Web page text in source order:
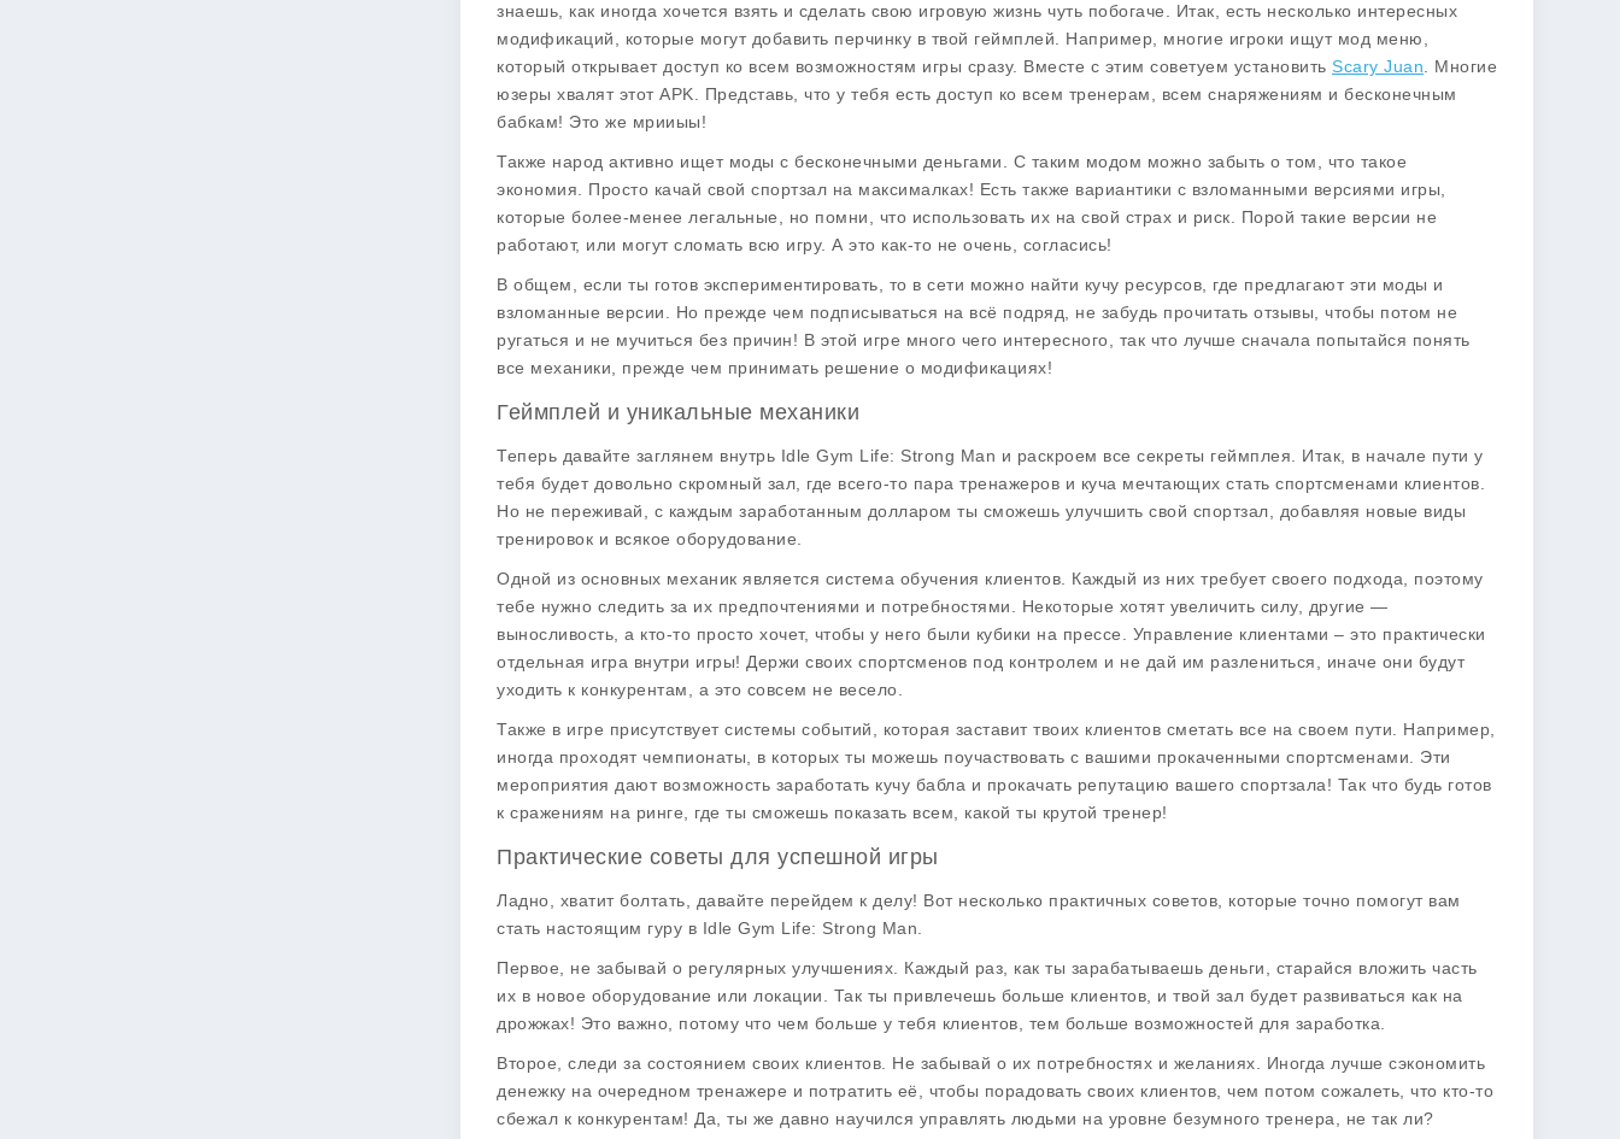
знаешь, как иногда хочется взять и сделать свою игровую жизнь чуть побогаче. Итак, есть несколько интересных
модификаций, которые могут добавить перчинку в твой геймплей. Например, многие игроки ищут мод меню
который открывает доступ ко всем возможностям игры сразу. Вместе с этим советуем установить Scary Juan . Многие
юзеры хвалят этот APK. Представь, что у тебя есть доступ ко всем тренерам, всем снаряжениям и бесконечным
бабкам! Это же мрииыы!
Также народ активно ищет моды с бесконечными деньгами . С таким модом можно забыть о том, что такое
экономия. Просто качай свой спортзал на максималках! Есть также вариантики с взломанными версиями игры,
которые более-менее легальные, но помни, что использовать их на свой страх и риск. Порой такие версии не
работают, или могут сломать всю игру. А это как-то не очень, согласись!
В общем, если ты готов экспериментировать, то в сети можно найти кучу ресурсов, где предлагают эти моды и
взломанные версии. Но прежде чем подписываться на всё подряд, не забудь прочитать отзывы, чтобы потом не
ругаться и не мучиться без причин! В этой игре много чего интересного, так что лучше сначала попытайся понять
все механики, прежде чем принимать решение о модификациях!
Геймплей и уникальные механики
Теперь давайте заглянем внутрь Idle Gym Life: Strong Man и раскроем все секреты геймплея. Итак, в начале пути у
тебя будет довольно скромный зал, где всего-то пара тренажеров и куча мечтающих стать спортсменами клиентов.
Но не переживай, с каждым заработанным долларом ты сможешь улучшить свой спортзал, добавляя новые виды
тренировок и всякое оборудование.
Одной из основных механик является система обучения клиентов. Каждый из них требует своего подхода, поэтому
тебе нужно следить за их предпочтениями и потребностями. Некоторые хотят увеличить силу, другие —
выносливость, а кто-то просто хочет, чтобы у него были кубики на прессе. Управление клиентами – это практически
отдельная игра внутри игры! Держи своих спортсменов под контролем и не дай им разлениться, иначе они будут
уходить к конкурентам, а это совсем не весело.
Также в игре присутствует системы событий , которая заставит твоих клиентов сметать все на своем пути. Например,
иногда проходят чемпионаты, в которых ты можешь поучаствовать с вашими прокаченными спортсменами. Эти
мероприятия дают возможность заработать кучу бабла и прокачать репутацию вашего спортзала! Так что будь готов
к сражениям на ринге, где ты сможешь показать всем, какой ты крутой тренер!
Практические советы для успешной игры
Ладно, хватит болтать, давайте перейдем к делу! Вот несколько практичных советов, которые точно помогут вам
стать настоящим гуру в Idle Gym Life: Strong Man
Первое, не забывай о регулярных улучшениях. Каждый раз, как ты зарабатываешь деньги, старайся вложить часть
их в новое оборудование или локации. Так ты привлечешь больше клиентов, и твой зал будет развиваться как на
дрожжах! Это важно, потому что чем больше у тебя клиентов, тем больше возможностей для заработка.
Второе, следи за состоянием своих клиентов. Не забывай о их потребностях и желаниях. Иногда лучше сэкономить
денежку на очередном тренажере и потратить её, чтобы порадовать своих клиентов, чем потом сожалеть, что кто-то
сбежал к конкурентам! Да, ты же давно научился управлять людьми на уровне безумного тренера, не так ли?